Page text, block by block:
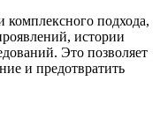
комплексного подхода,
истории
Это позволяет
и предотвратить